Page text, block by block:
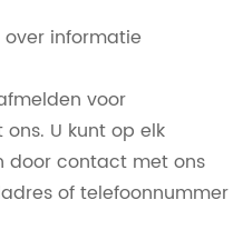
informatie
voor
U kunt op elk
door contact met ons
of telefoonnummer